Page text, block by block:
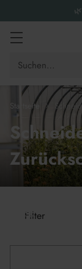
⚖️ Für
Suchen…
Startseite
Filter